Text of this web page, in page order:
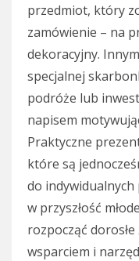
przedmiot, który
zamówienie – na
dekoracyjny.
specjalnej
podróże lub
napisem
Praktyczne
które są
do
w przyszłość
rozpocząć
wsparciem i